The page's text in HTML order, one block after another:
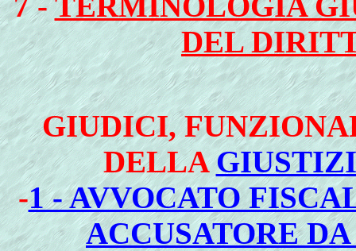
DEL
GIUDICI,
DELLA
-1 - AVVOCATO
ACCUSATORE